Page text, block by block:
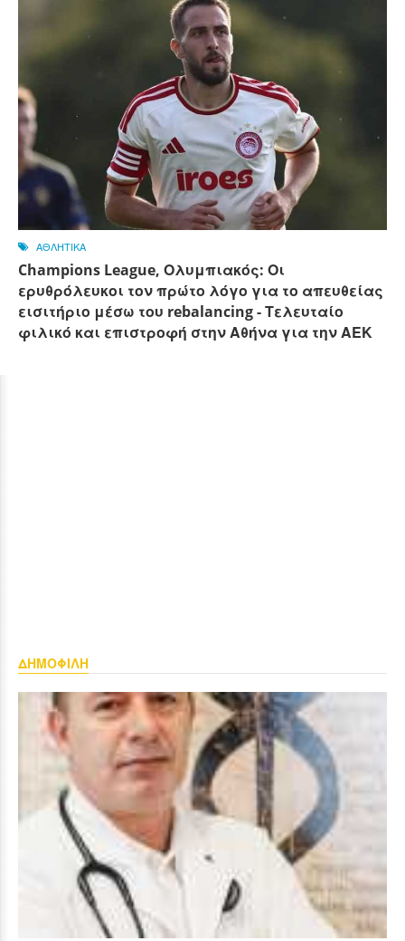
ΑΘΛΗΤΙΚΑ
Champions League, Ολυμπιακός: Οι
ερυθρόλευκοι τον πρώτο λόγο για το απευθείας
εισιτήριο μέσω του rebalancing - Τελευταίο
φιλικό και επιστροφή στην Αθήνα για την ΑΕΚ
ΔΗΜΟΦΙΛΗ